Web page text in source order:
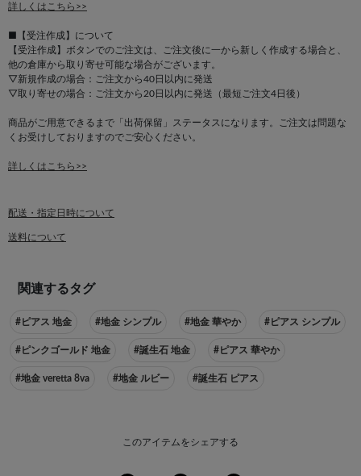
詳しくはこちら>>
■【受注作成】について
【受注作成】ボタンでのご注文は、ご注文後に一から新しく作成する場合と、
他の倉庫から取り寄せ可能な場合がございます。
▽新規作成の場合：ご注文から40日以内に発送
▽取り寄せの場合：ご注文から20日以内に発送（最短ご注文4日後）
商品がご用意できるまで「出荷保留」ステータスになります。ご注文は問題な
くお受けしておりますのでご安心ください。
詳しくはこちら>>
配送・指定日時について
送料について
関連するタグ
#ピアス 地金 #地金 シンプル #地金 華やか #ピアス シンプル
#ピンクゴールド 地金 #誕生石 地金 #ピアス 華やか
#地金 veretta 8va #地金 ルビー #誕生石 ピアス
このアイテムをシェアする